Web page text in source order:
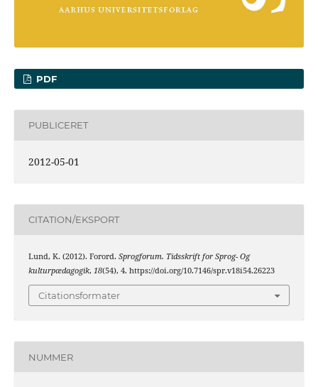
PDF
PUBLICERET
2012-05-01
CITATION/EKSPORT
Lund, K. (2012). Forord. Sprogforum. Tidsskrift for Sprog- Og
kulturpædagogik, 18(54), 4. https://doi.org/10.7146/spr.v18i54.26223
Citationsformater
NUMMER